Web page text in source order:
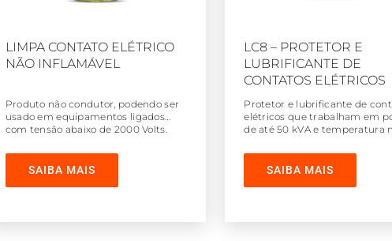
LIMPA CONTATO ELÉTRICO
NÃO INFLAMÁVEL
Produto não condutor, podendo ser
usado em equipamentos ligados
com tensão abaixo de 2000 Volts.
SAIBA MAIS
LC8 – PROTETOR E
LUBRIFICANTE DE
CONTATOS ELÉTRICOS
Protetor e lubrificante de
elétricos que trabalham em
de até 50 kVA e temperatura
SAIBA MAIS